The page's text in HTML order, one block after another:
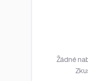
Žádné